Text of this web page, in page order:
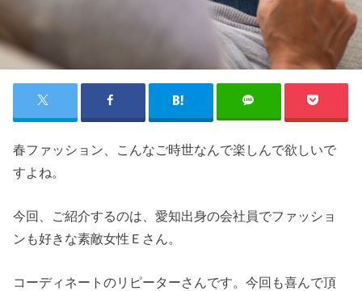
春ファッション、こんなご時世なんで楽しんで欲しいで
すよね。
今回、ご紹介するのは、愛知出身の会社員でファッショ
ンも好きな素敵女性Ｅさん。
コーディネートのリピーターさんです。今回も喜んで頂